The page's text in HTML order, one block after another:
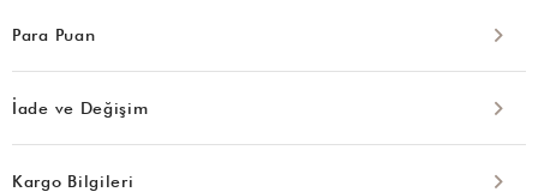
Para Puan
İade ve Değişim
Kargo Bilgileri